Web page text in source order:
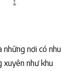
những nơi có nhu
xuyên như khu